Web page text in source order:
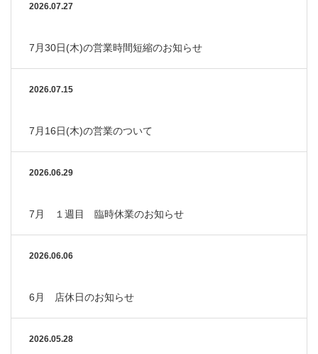
2026.07.27
7月30日(木)の営業時間短縮のお知らせ
2026.07.15
7月16日(木)の営業のついて
2026.06.29
7月 １週目 臨時休業のお知らせ
2026.06.06
6月 店休日のお知らせ
2026.05.28